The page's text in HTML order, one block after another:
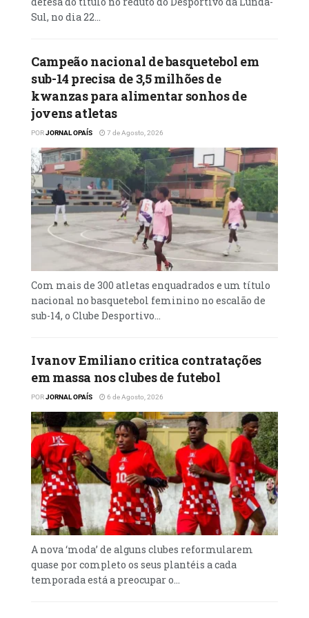
que nesta fase qualquer erro ditará a
eliminação.
Senegal, de Sadio Mané, mede forças com o
Mali, de Sinayoko, no Ibn Batouta (Grand
Stade de Tanger), nesta sexta- feira, a partir
das 17:00 (hora de Angola).
POR: Kiameso Pedro
Leia maisem
Sul, no dia 22...
Campeão nacional de basquetebol em
sub-14 precisa de 3,5 milhões de
kwanzas para alimentar sonhos de
jovens atletas
PORJORNAL OPAÍS 7 de Agosto, 2026
Com mais de 300 atletas enquadrados e um título
nacional no basquetebol feminino no escalão de
sub-14, o Clube Desportivo...
Ivanov Emiliano critica contratações
em massa nos clubes de futebol
PORJORNAL OPAÍS 6 de Agosto, 2026
A nova ‘moda’ de alguns clubes reformularem
quase por completo os seus plantéis a cada
temporada está a preocupar o...